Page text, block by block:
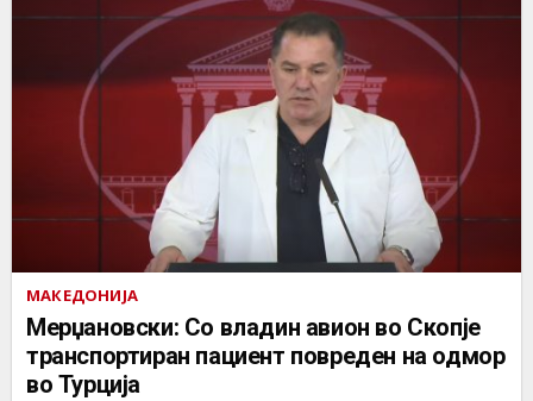
МАКЕДОНИЈА
Мерџановски: Со владин авион во Скопје
транспортиран пациент повреден на одмор
во Турција